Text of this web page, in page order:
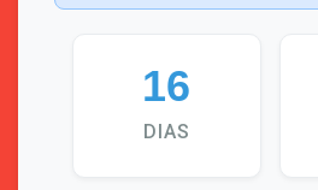
16
DIAS